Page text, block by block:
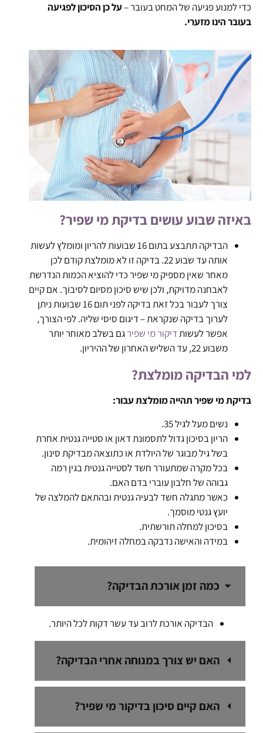
כדי למנוע פגיעה של המחט בעובר –על כן הסיכון לפגיעה
בעובר הינו מזערי.
באיזה שבוע עושים בדיקת מי שפיר?
הבדיקה תתבצע בתום 16 שבועות להריון ומומלץ לעשות
אותה עד שבוע 22. בדיקה זו לא מומלצת קודם לכן
מאחר שאין מספיק מי שפיר כדי להוציא הכמות הנדרשת
לאבחנה מדויקת, ולכן שיש סיכון מסיום לסיבוך. אם קיים
צורך לעבור בכל זאת בדיקה לפני תום 16 שבועות ניתן
לערוך בדיקה שנקראת – דיגום סיסי שליה. לפי הצורך,
אפשר לעשותדיקור מי שפירגם בשלב מאוחר יותר
משבוע 22, עד השליש האחרון של ההיריון.
למי הבדיקה מומלצת?
בדיקת מי שפיר תהייה מומלצת עבור:
נשים מעל לגיל 35.
הריון בסיכון גדול לתסמונת דאון או סטייה גנטית אחרת
בשל גיל מבוגר של היולדת או כתוצאה מבדיקת סינון.
בכל מקרה שמתעורר חשד לסטייה גנטית בגין רמה
גבוהה של חלבון עוברי בדם האם.
כאשר מתגלה חשד לבעיה גנטית ובהתאם להמלצה של
יועץ גנטי מוסמך.
בסיכון למחלה תורשתית.
במידה והאישה נדבקה במחלה זיהומית.
כמה זמן אורכת הבדיקה?
הבדיקה אורכת לרוב עד עשר דקות לכל היותר.
האם יש צורך במנוחה אחרי הבדיקה?
האם קיים סיכון בדיקור מי שפיר?